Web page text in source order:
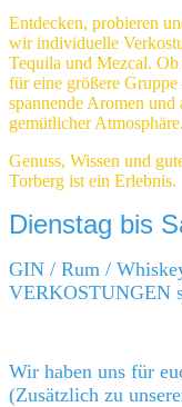
Entdecken, probieren
wir individuelle
Tequila und Mezcal.
für eine größere Gruppe
spannende Aromen
gemütlicher Atmosphäre.
Genuss, Wissen und
Torberg ist ein Erlebnis.
Dienstag bis
GIN / Rum /
VERKOSTUNGEN
Wir haben uns für
(Zusätzlich zu